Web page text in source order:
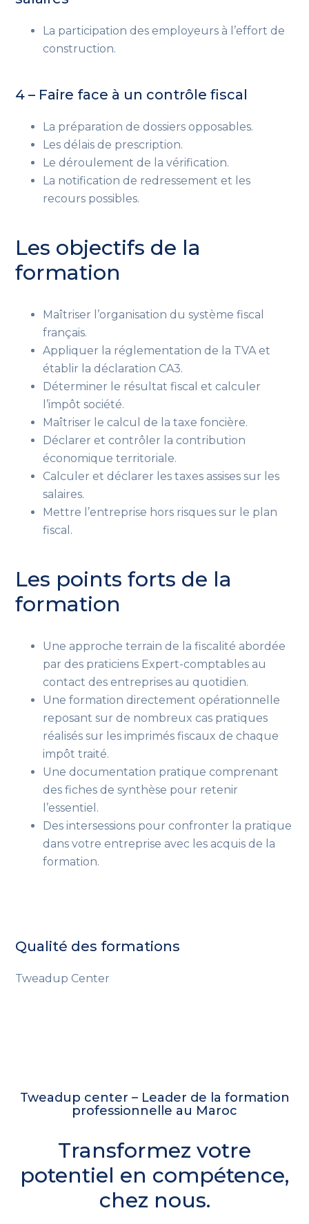
La participation des employeurs à l’effort de
construction.
4 – Faire face à un contrôle fiscal
La préparation de dossiers opposables.
Les délais de prescription.
Le déroulement de la vérification.
La notification de redressement et les
recours possibles.
Les objectifs de la
formation
Maîtriser l’organisation du système fiscal
français.
Appliquer la réglementation de la TVA et
établir la déclaration CA3.
Déterminer le résultat fiscal et calculer
l’impôt société.
Maîtriser le calcul de la taxe foncière.
Déclarer et contrôler la contribution
économique territoriale.
Calculer et déclarer les taxes assises sur les
salaires.
Mettre l’entreprise hors risques sur le plan
fiscal.
Les points forts de la
formation
Une approche terrain de la fiscalité abordée
par des praticiens Expert-comptables au
contact des entreprises au quotidien.
Une formation directement opérationnelle
reposant sur de nombreux cas pratiques
réalisés sur les imprimés fiscaux de chaque
impôt traité.
Une documentation pratique comprenant
des fiches de synthèse pour retenir
l’essentiel.
Des intersessions pour confronter la pratique
dans votre entreprise avec les acquis de la
formation.
Qualité des formations
Tweadup Center
Tweadup center – Leader de la formation
professionnelle au Maroc
Transformez votre
potentiel en compétence,
chez nous.